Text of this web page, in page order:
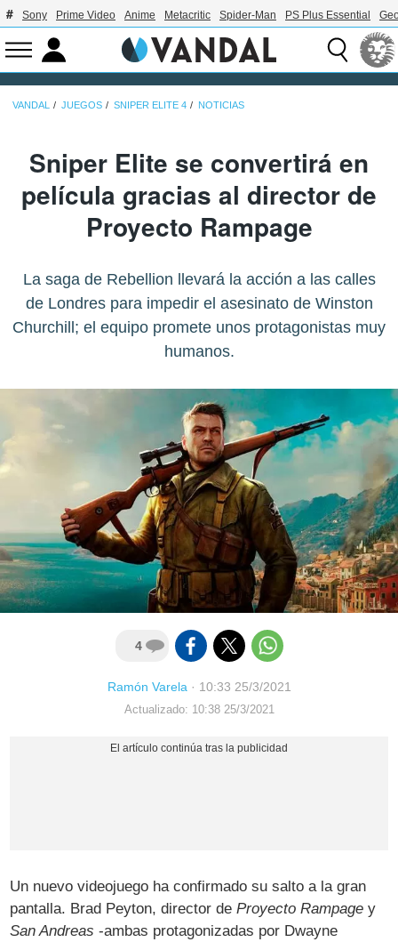
Sony Prime Video Anime Metacritic Spider-Man PS Plus Essential
VANDAL JUEGOS SNIPER ELITE 4 NOTICIAS
Sniper Elite se convertirá en
película gracias al director de
Proyecto Rampage
La saga de Rebellion llevará la acción a las calles
de Londres para impedir el asesinato de Winston
Churchill; el equipo promete unos protagonistas muy
humanos.
4
Ramón Varela· 10:33 25/3/2021
Actualizado: 10:38 25/3/2021
Un nuevo videojuego ha confirmado su salto a la gran
pantalla. Brad Peyton, director deProyecto Rampage y
San Andreas -ambas protagonizadas por Dwayne